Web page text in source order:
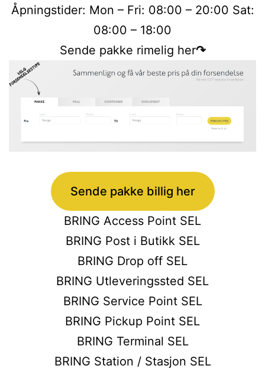
Åpningstider: Mon – Fri: 08:00 – 20:00 Sat:
08:00 – 18:00
Sende pakke rimelig her↷
Sende pakke billig her
BRING Access Point SEL
BRING Post i Butikk SEL
BRING Drop off SEL
BRING Utleveringssted SEL
BRING Service Point SEL
BRING Pickup Point SEL
BRING Terminal SEL
BRING Station / Stasjon SEL